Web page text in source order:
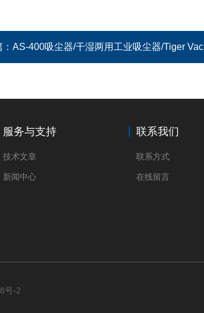
AS-400吸尘器/干湿两用工业吸尘器/Tiger Vac AS-400
服务与支持
技术文章
新闻中心
联系我们
联系方式
在线留言
号-2